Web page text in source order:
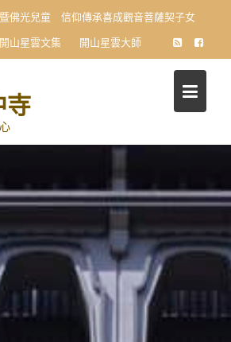
佛光兒童 信仰傳承喜成觀音菩薩契子女
開山星雲文集 開山星雲大師
寺